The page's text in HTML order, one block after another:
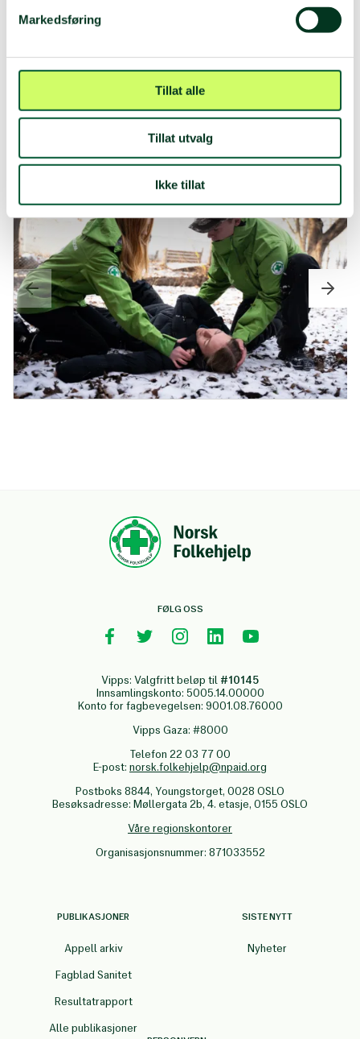
Markedsføring
Tillat alle
Tillat utvalg
Ikke tillat
Se bilder fra ulike aktiviteter med
Sanitetsungdom:
FØLG OSS
Vipps: Valgfritt beløp til #10145
Innsamlingskonto: 5005.14.00000
Konto for fagbevegelsen: 9001.08.76000
Vipps Gaza: #8000
Telefon 22 03 77 00
E-post: norsk.folkehjelp@npaid.org
Postboks 8844, Youngstorget, 0028 OSLO
Besøksadresse: Møllergata 2b, 4. etasje, 0155 OSLO
Våre regionskontorer
Organisasjonsnummer: 871033552
PUBLIKASJONER
Appell arkiv
Fagblad Sanitet
Resultatrapport
Alle publikasjoner
SISTE NYTT
Nyheter